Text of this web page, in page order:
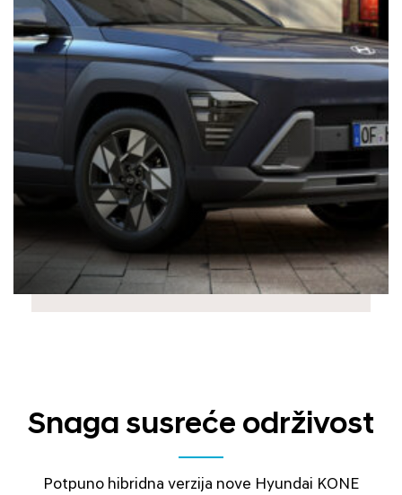
Snaga susreće održivost
Potpuno hibridna verzija nove Hyundai KONE